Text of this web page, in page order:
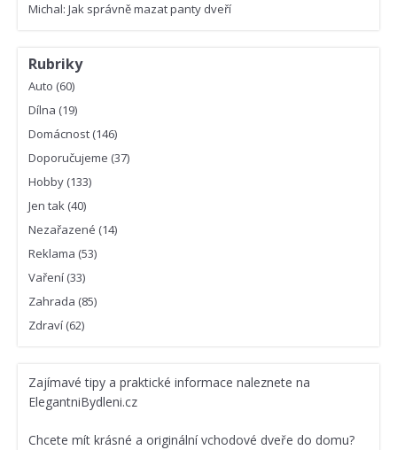
Michal: Jak správně mazat panty dveří
Rubriky
Auto (60)
Dílna (19)
Domácnost (146)
Doporučujeme (37)
Hobby (133)
Jen tak (40)
Nezařazené (14)
Reklama (53)
Vaření (33)
Zahrada (85)
Zdraví (62)
Zajímavétipy a praktické informace naleznete na
ElegantniBydleni.cz
Chcete mít krásné a originální vchodové dveře do domu?